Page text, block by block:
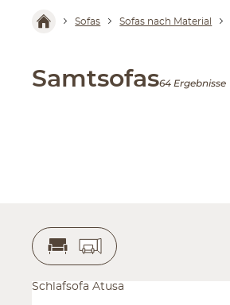
Sofas Sofas nach Material
Samtsofas64 Ergebnisse
Schlafsofa Atusa